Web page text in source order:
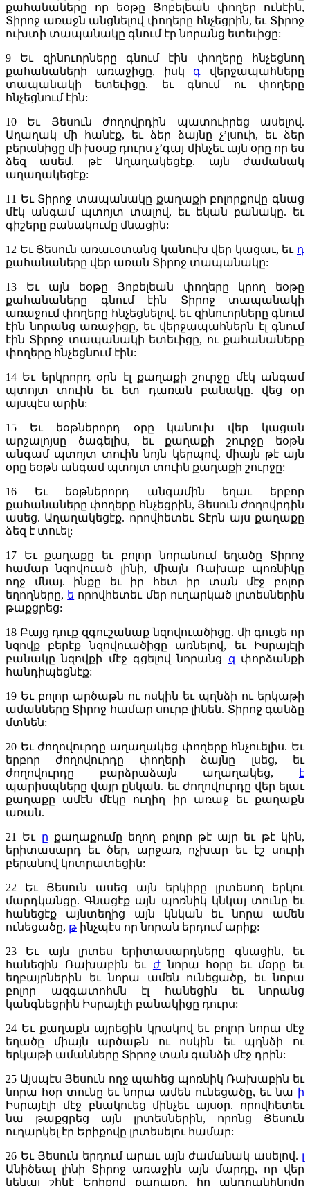
քահանաները որ եօթը Յոբելեան փողեր ունէին,
Տիրոջ առաջն անցնելով փողերը հնչեցրին, եւ Տիրոջ
ուխտի տապանակը գնում էր նորանց ետեւիցը:
9
Եւ զինուորները գնում էին փողերը հնչեցնող
քահանաների առաջիցը, իսկ գ
վերջապահները
տապանակի ետեւիցը. եւ գնում ու փողերը
հնչեցնում էին:
10
Եւ Յեսուն ժողովրդին պատուիրեց ասելով.
Աղաղակ մի հանէք, եւ ձեր ձայնը չ’լսուի, եւ ձեր
բերանիցը մի խօսք դուրս չ’գայ մինչեւ այն օրը որ ես
ձեզ ասեմ. թէ Աղաղակեցէք. այն ժամանակ
աղաղակեցէք:
11 Եւ Տիրոջ տապանակը քաղաքի բոլորքովը գնաց
մէկ անգամ պտոյտ տալով, եւ եկան բանակը. եւ
գիշերը բանակումը մնացին:
12 Եւ Յեսուն առաւօտանց կանուխ վեր կացաւ, եւ դ
քահանաները վեր առան Տիրոջ տապանակը:
13
Եւ այն եօթը Յոբելեան փողերը կրող եօթը
քահանաները գնում էին Տիրոջ տապանակի
առաջում փողերը հնչեցնելով. եւ զինուորները գնում
էին նորանց առաջիցը, եւ վերջապահներն էլ գնում
էին Տիրոջ տապանակի ետեւիցը, ու քահանաները
փողերը հնչեցնում էին:
14 Եւ երկրորդ օրն էլ քաղաքի շուրջը մէկ անգամ
պտոյտ տուին եւ ետ դառան բանակը. վեց օր
այսպէս արին:
15
Եւ եօթներորդ օրը կանուխ վեր կացան
արշալոյսը ծագելիս, եւ քաղաքի շուրջը եօթն
անգամ պտոյտ տուին նոյն կերպով. միայն թէ այն
օրը եօթն անգամ պտոյտ տուին քաղաքի շուրջը:
16
Եւ եօթներորդ անգամին եղաւ երբոր
քահանաները փողերը հնչեցրին, Յեսուն ժողովրդին
ասեց. Աղաղակեցէք. որովհետեւ Տէրն այս քաղաքը
ձեզ է տուել:
17
Եւ քաղաքը եւ բոլոր նորանում եղածը Տիրոջ
համար նզովուած լինի, միայն Ռախաբ պոռնիկը
ողջ մնայ. ինքը եւ իր հետ իր տան մէջ բոլոր
եղողները, ե որովհետեւ մեր ուղարկած լրտեսներին
թաքցրեց:
18 Բայց դուք զգուշանաք նզովուածիցը. մի գուցե որ
նզովք բերէք նզովուածիցը առնելով, եւ Իսրայէլի
բանակը նզովքի մէջ գցելով նորանց զ փորձանքի
հանդիպեցնէք:
19 Եւ բոլոր արծաթն ու ոսկին եւ պղնձի ու երկաթի
ամանները Տիրոջ համար սուրբ լինեն. Տիրոջ գանձը
մտնեն:
20 Եւ ժողովուրդը աղաղակեց փողերը հնչուելիս. Եւ
երբոր ժողովուրդը փողերի ձայնը լսեց, եւ
ժողովուրդը բարձրաձայն աղաղակեց,
է
պարիսպները վայր ընկան. եւ ժողովուրդը վեր ելաւ
քաղաքը ամէն մէկը ուղիղ իր առաջ եւ քաղաքն
առան.
21 Եւ ը քաղաքումը եղող բոլոր թէ այր եւ թէ կին,
երիտասարդ եւ ծեր, արջառ, ոչխար եւ էշ սուրի
բերանով կոտրատեցին:
22
Եւ Յեսուն ասեց այն երկիրը լրտեսող երկու
մարդկանցը. Գնացէք այն պոռնիկ կնկայ տունը եւ
հանեցէք այնտեղից այն կնկան եւ նորա ամեն
ունեցածը, թ ինչպէս որ նորան երդում արիք:
23
Եւ այն լրտես երիտասարդները գնացին, եւ
հանեցին Ռախաբին եւ ժ նորա հօրը եւ մօրը եւ
եղբայրներին եւ նորա ամեն ունեցածը, եւ նորա
բոլոր ազգատոհմն էլ հանեցին եւ նորանց
կանգնեցրին Իսրայէլի բանակիցը դուրս:
24 Եւ քաղաքն այրեցին կրակով եւ բոլոր նորա մէջ
եղածը միայն արծաթն ու ոսկին եւ պղնձի ու
երկաթի ամանները Տիրոջ տան գանձի մէջ դրին:
25 Այսպէս Յեսուն ողջ պահեց պոռնիկ Ռախաբին եւ
նորա հօր տունը եւ նորա ամեն ունեցածը, եւ նա ի
Իսրայէլի մէջ բնակուեց մինչեւ այսօր. որովհետեւ
նա թաքցրեց այն լրտեսներին, որոնց Յեսուն
ուղարկել էր Երիքովը լրտեսելու համար:
26 Եւ Յեսուն երդում արաւ այն ժամանակ ասելով. լ
Անիծեալ լինի Տիրոջ առաջին այն մարդը, որ վեր
կենայ շինէ Երիքով քաղաքը. իր անդրանիկովը